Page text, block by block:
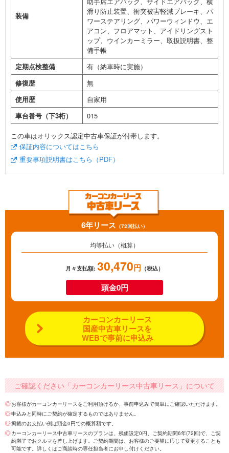
装備
滑り防止装置、衝突被害軽減ブレーキ、パ
ワーステアリング、パワーウィンドウ、エ
アコン、フロアマット、アイドリングスト
ップ、ウインカーミラー、取扱説明書、整
備手帳
定期点検整備
有（納車時に実施）
修復歴
無
使用歴
自家用
車台番号（下3桁）
015
この車はオリックス認定中古車保証が付帯します。
保証内容についてはこちら
重要事項説明書はこちら（PDF）
6年リース （72回払い）
均等払い（概算）
月々支払額: 30,470円 （税込）
頭金0円
カーコンカーリース
国産中古車リースを
WEBで事前に申込み
ご確認ください「カーコンカーリース中古車リース」について
お客様がカーコンカーリースをご利用頂けるか、事前申込みで簡単にご確認いただけます。
申込みと同時にご契約が確定するものではありません。
掲載のお支払い例は頭金0円での概算額です。
カーコンカーリース中古車リースのプランは、残価設定0円、ご契約期間6年(72回)で、ご契
約満了でおクルマを差し上げます。ご契約期間は、お客様のご要望に応じて変更することも
可能です。詳しくはご商談時の専任担当者にお申し付けください。